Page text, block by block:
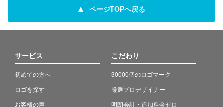
ページTOPへ戻る
サービス
初めての方へ
ロゴを探す
お客様の声
こだわり
30000個のロゴマーク
厳選プロデザイナー
明朗会計・追加料金ゼロ